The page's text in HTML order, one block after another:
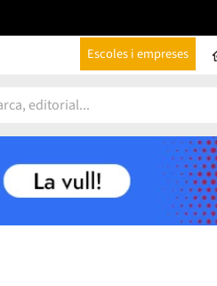
Escoles i empreses